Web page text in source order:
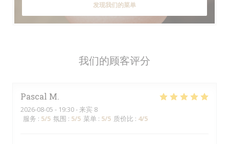
我们的顾客评分
Pascal M
2026-08-05 - 19:30 - 来宾 8
服务 : 5/5 氛围 : 5/5 菜单 : 5/5 质价比 : 4/5
发现我们的菜单